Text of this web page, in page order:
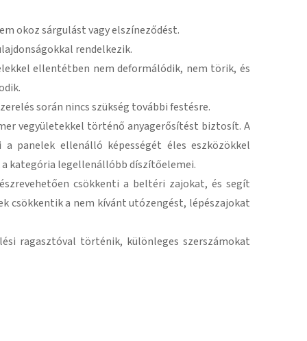
okoz sárgulást vagy elszíneződést.
rendelkezik.
ellentétben nem deformálódik, nem törik, és
során nincs szükség további festésre.
vegyületekkel történő anyagerősítést biztosít. A
panelek ellenálló képességét éles eszközökkel
kategória legellenállóbb díszítőelemei.
csökkenti a beltéri zajokat, és segít
csökkentik a nem kívánt utózengést, lépészajokat
ragasztóval történik, különleges szerszámokat